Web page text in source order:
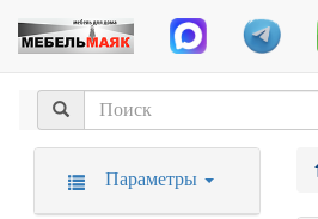
Параметры